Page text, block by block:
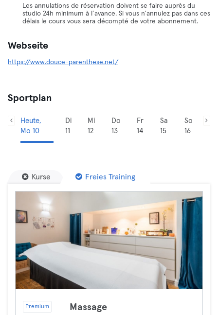
Les annulations de réservation doivent se faire auprès du
studio 24h minimum à l’avance. Si vous n'annulez pas dans ces
délais le cours vous sera décompté de votre abonnement.
Webseite
https://www.douce-parenthese.net/
Sportplan
Heute,
Mo 10
Di
11
Mi
12
Do
13
Fr
14
Sa
15
So
16
Kurse Freies Training
Premium Massage